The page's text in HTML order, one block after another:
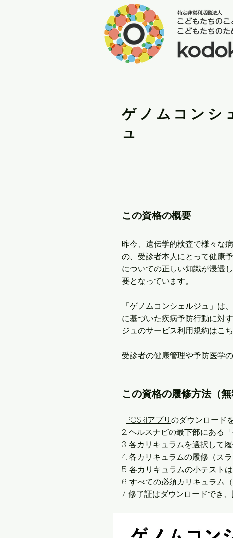
ゲノムコンシ
ュ
この資格の概要
昨今、遺伝学的検査で様々な
の、受診者本人にとって健康
についての正しい知識が浸透
要となっています。
「ゲノムコンシェルジュ」は
に基づいた疾病予防行動に対
ジュのサービス利用規約はこ
受診者の健康管理や予防医学
この資格の履修方法（無
1. POSRIアプリのダウンロード
2. ヘルスナビの最下部にある
3. 各カリキュラムを選択して履
4. 各カリキュラムの履修（ス
5. 各カリキュラムの小テスト
6. すべての必須カリキュラム
7. 修了証はダウンロードでき、